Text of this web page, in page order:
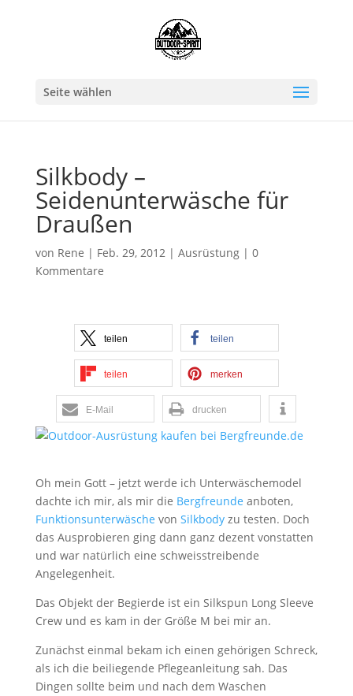
Seite wählen
Silkbody –
Seidenunterwäsche für
Draußen
von Rene | Feb. 29, 2012| Ausrüstung| 0
Kommentare
teilen teilen
teilen merken
E-Mail drucken
Oh mein Gott – jetzt werde ich Unterwäschemodel
dachte ich mir, als mir die Bergfreunde anboten,
Funktionsunterwäsche von Silkbodyzu testen. Doch
das Ausprobieren ging dann ganz dezent vonstatten
und war natürlich eine schweisstreibende
Angelegenheit.
Das Objekt der Begierde ist ein Silkspun Long Sleeve
Crew und es kam in der Größe M bei mir an.
Zunächst einmal bekam ich einen gehörigen Schreck,
als ich die beiliegende Pflegeanleitung sah. Das
Dingen sollte beim und nach dem Waschen